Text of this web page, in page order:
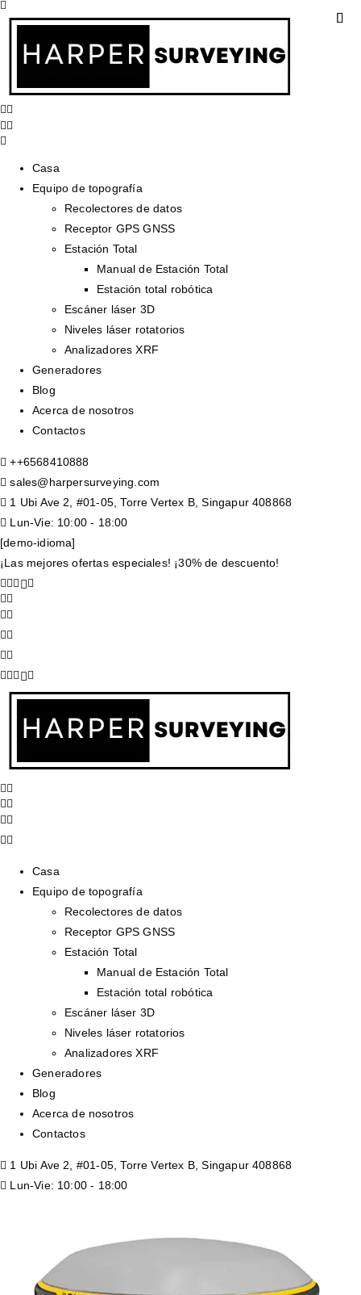
Casa
Equipo de topografía
Recolectores de datos
Receptor GPS GNSS
Estación Total
Manual de Estación Total
Estación total robótica
Escáner láser 3D
Niveles láser rotatorios
Analizadores XRF
Generadores
Blog
Acerca de nosotros
Contactos
++6568410888
sales@harpersurveying.com
1 Ubi Ave 2, #01-05, Torre Vertex B, Singapur 408868
Lun-Vie: 10:00 - 18:00
[demo-idioma]
¡Las mejores ofertas especiales! ¡30% de descuento!
Casa
Equipo de topografía
Recolectores de datos
Receptor GPS GNSS
Estación Total
Manual de Estación Total
Estación total robótica
Escáner láser 3D
Niveles láser rotatorios
Analizadores XRF
Generadores
Blog
Acerca de nosotros
Contactos
1 Ubi Ave 2, #01-05, Torre Vertex B, Singapur 408868
Lun-Vie: 10:00 - 18:00